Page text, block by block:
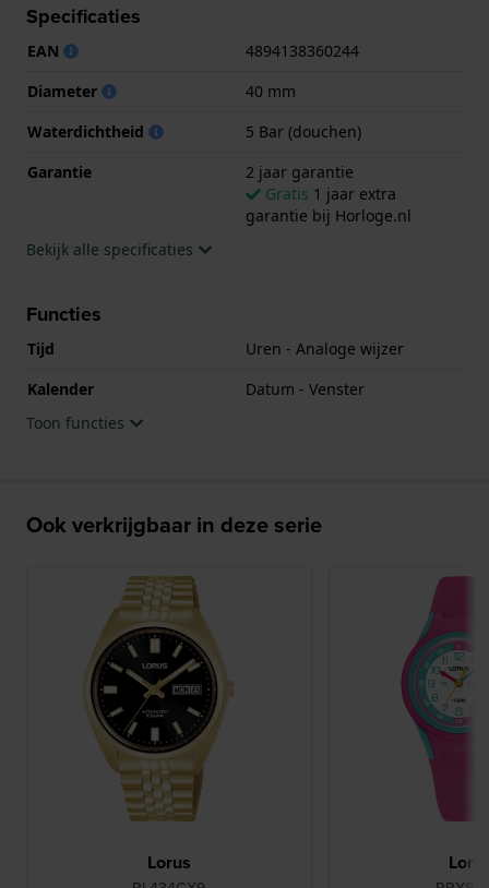
horloge geleverd met 2 jaar garantie.
Specificaties
EAN
4894138360244
Diameter
40 mm
Waterdichtheid
5 Bar (douchen)
Garantie
2 jaar garantie
Gratis 1 jaar extra
garantie bij Horloge.nl
Bekijk alle specificaties
Functies
Tijd
Uren - Analoge wijzer
Kalender
Datum - Venster
Toon functies
Ook verkrijgbaar in deze serie
Lorus